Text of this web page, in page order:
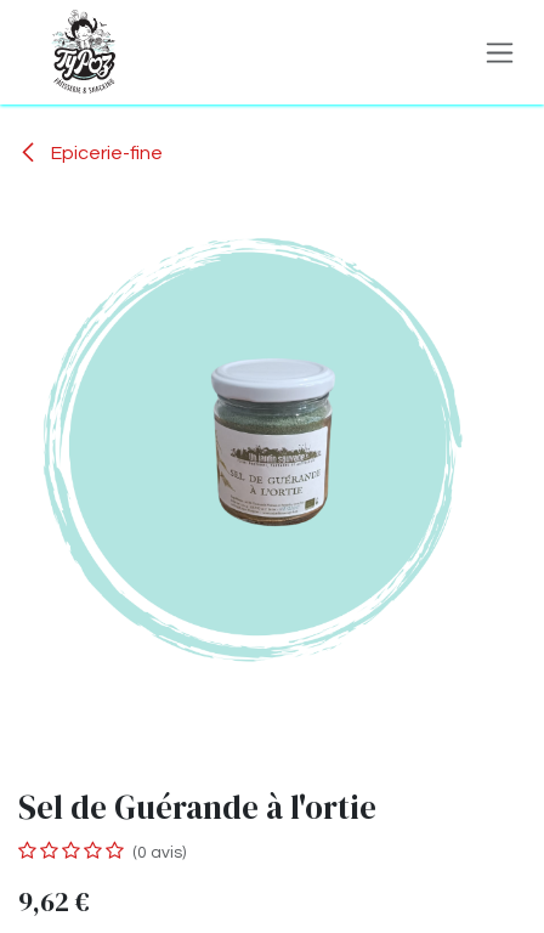
Se rendre au contenu
Epicerie-fine
Sel de Guérande à l'ortie
(0 avis)
9,62 €